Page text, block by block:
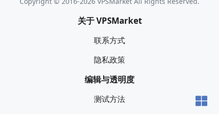
关于 VPSMarket
联系方式
隐私政策
编辑与透明度
测试方法